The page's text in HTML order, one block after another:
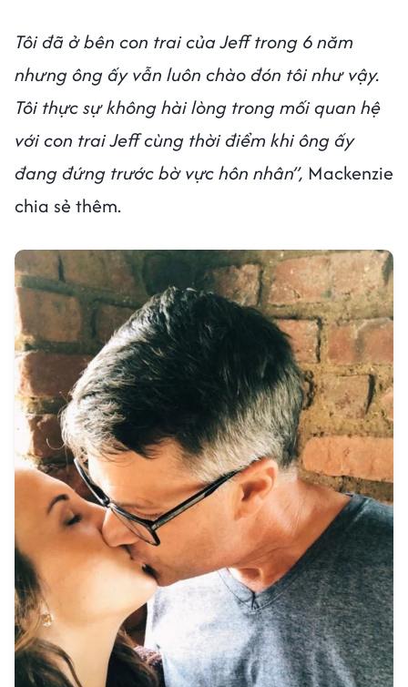
Tôi đã ở bên con trai của Jeff trong 6 năm
nhưng ông ấy vẫn luôn chào đón tôi như vậy.
Tôi thực sự không hài lòng trong mối quan hệ
với con trai Jeff cùng thời điểm khi ông ấy
đang đứng trước bờ vực hôn nhân”, Mackenzie
chia sẻ thêm.